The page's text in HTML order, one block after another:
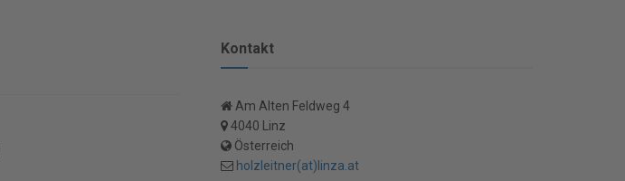
Kontakt
Am Alten Feldweg 4
4040 Linz
Österreich
holzleitner(at)linza.at